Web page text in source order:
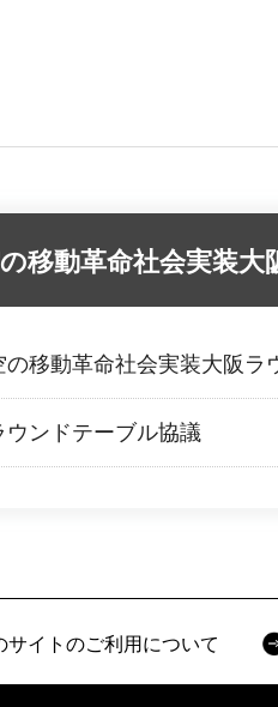
移動革命社会実装
の移動革命社会実装大阪ラ
ウンドテーブル協議
サイトのご利用について